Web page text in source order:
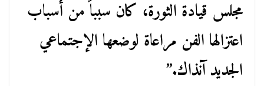
مجلس قيادة الثورة، كان سبباً من أسباب
اعتزالها الفن مراعاة لوضعها الإجتماعي
الجديد آنذاك.”